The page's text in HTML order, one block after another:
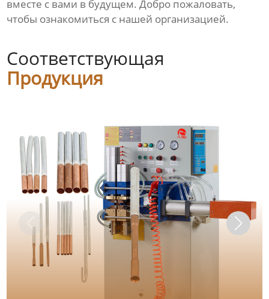
вместе с вами в будущем. Добро пожаловать,
чтобы ознакомиться с нашей организацией.
Соответствующая
Продукция